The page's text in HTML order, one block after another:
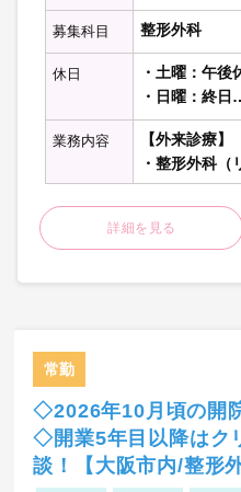
募集科目 整形外科
休日
・土曜：午後
・日曜：終日
・祝日：終日
（その他1日）
業務内容
【外来診療】
・整形外科（
～11コマ程度
名程度を担当
【オンコール】
可能です。
・ご希望され
の担当も可能
詳細を見る
常勤
◇2026年10月頃の開
◇開業5年目以降はク
談！【大阪市内/整形外